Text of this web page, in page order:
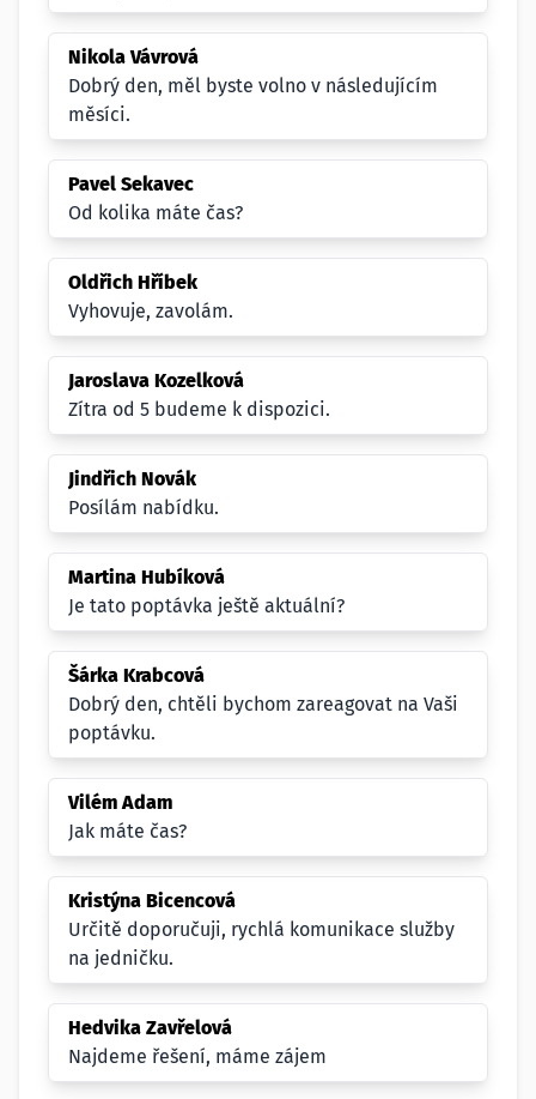
Nikola Vávrová
Dobrý den, měl byste volno v následujícím
měsíci.
Pavel Sekavec
Od kolika máte čas?
Oldřich Hříbek
Vyhovuje, zavolám.
Jaroslava Kozelková
Zítra od 5 budeme k dispozici.
Jindřich Novák
Posílám nabídku.
Martina Hubíková
Je tato poptávka ještě aktuální?
Šárka Krabcová
Dobrý den, chtěli bychom zareagovat na Vaši
poptávku.
Vilém Adam
Jak máte čas?
Kristýna Bicencová
Určitě doporučuji, rychlá komunikace služby
na jedničku.
Hedvika Zavřelová
Najdeme řešení, máme zájem